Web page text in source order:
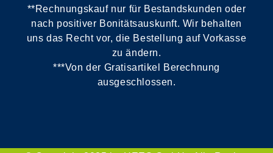
**Rechnungskauf nur für Bestandskunden oder
nach positiver Bonitätsauskunft. Wir behalten
uns das Recht vor, die Bestellung auf Vorkasse
zu ändern.
***Von der Gratisartikel Berechnung
ausgeschlossen.